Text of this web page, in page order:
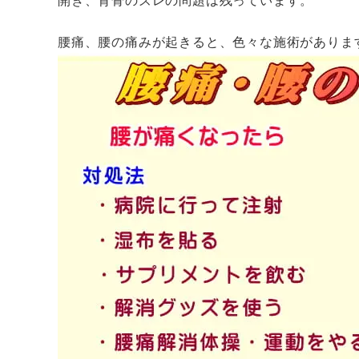
腰痛、腰の痛みが起きると、色々な施術がありま